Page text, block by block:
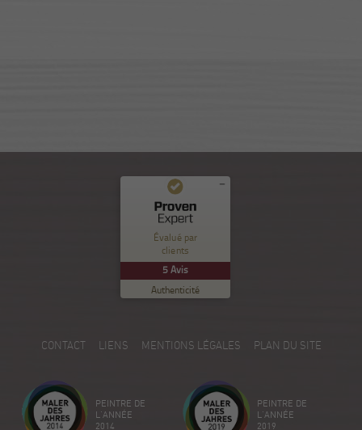
Évalué par
clients
5Avis
Authenticité
Commentaires et expériences des clients pour
Nuance Sion
100
%
Recommandé sur
ProvenExpert.com
EXCELLENT
5.00
/
5
Créez votre propre sceau maintenant
18/12/2025
Voir le profil
CONTACT LIENS MENTIONS LÉGALES PLAN DU SITE
PEINTRE DE
L'ANNÉE
2014
PEINTRE DE
L'ANNÉE
2019